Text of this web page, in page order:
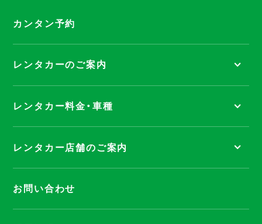
カンタン予約
レンタカーのご案内
レンタカー料金・車種
レンタカー店舗のご案内
お問い合わせ